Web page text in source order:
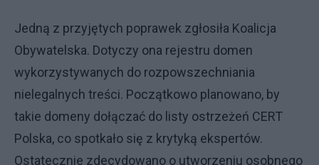
Jedną z przyjętych poprawek zgłosiła Koalicja
Obywatelska. Dotyczy ona rejestru domen
wykorzystywanych do rozpowszechniania
nielegalnych treści. Początkowo planowano, by
takie domeny dołączać do listy ostrzeżeń CERT
Polska, co spotkało się z krytyką ekspertów.
Ostatecznie zdecydowano o utworzeniu osobnego